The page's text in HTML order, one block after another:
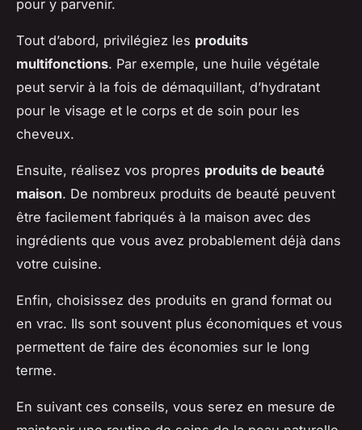
pour y parvenir.
Tout d’abord, privilégiez les produits
multifonctions. Par exemple, une huile végétale
peut servir à la fois de démaquillant, d’hydratant
pour le visage et le corps et de soin pour les
cheveux.
Ensuite, réalisez vos propres produits de beauté
maison. De nombreux produits de beauté peuvent
être facilement fabriqués à la maison avec des
ingrédients que vous avez probablement déjà dans
votre cuisine.
Enfin, choisissez des produits en grand format ou
en vrac. Ils sont souvent plus économiques et vous
permettent de faire des économies sur le long
terme.
En suivant ces conseils, vous serez en mesure de